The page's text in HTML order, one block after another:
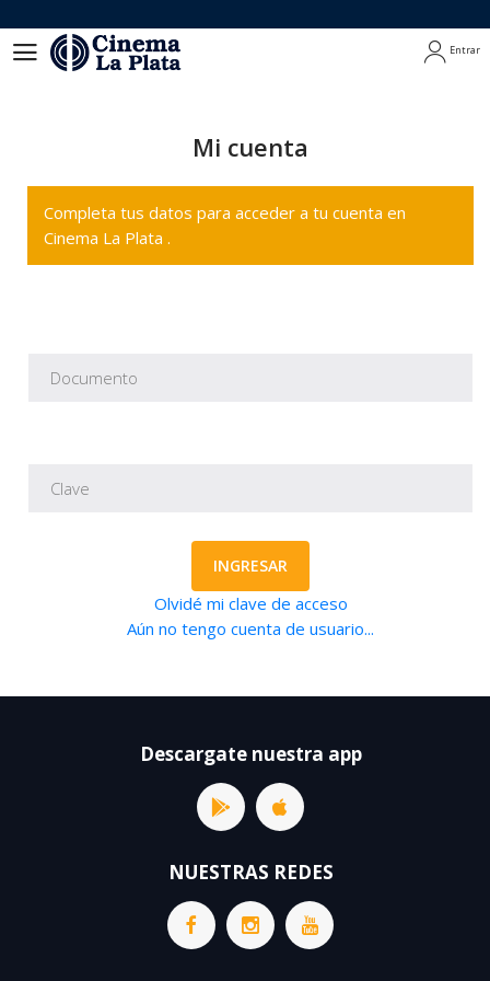
Entrar
Mi cuenta
Completa tus datos para acceder a tu cuenta en
Cinema La Plata .
INGRESAR
Olvidé mi clave de acceso
Aún no tengo cuenta de usuario...
Descargate nuestra app
NUESTRAS REDES